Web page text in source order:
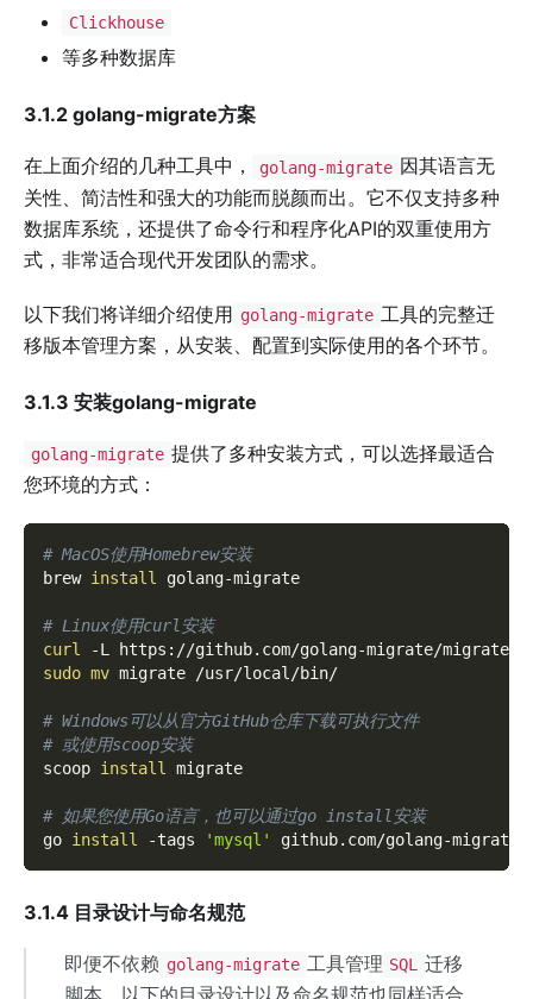
Clickhouse
等多种数据库
3.1.2 golang-migrate方案
在上面介绍的几种工具中， golang-migrate 因其语言无
关性、简洁性和强大的功能而脱颜而出。它不仅支持多种
数据库系统，还提供了命令行和程序化API的双重使用方
式，非常适合现代开发团队的需求。
以下我们将详细介绍使用 golang-migrate 工具的完整迁
移版本管理方案，从安装、配置到实际使用的各个环节。
3.1.3 安装golang-migrate
golang-migrate 提供了多种安装方式，可以选择最适合
您环境的方式：
# MacOS使用Homebrew安装
brew install golang-migrate
# Linux使用curl安装
curl
-L
https://github.com/golang-migrate/migrate/
sudo mv migrate /usr/local/bin/
# Windows可以从官方GitHub仓库下载可执行文件
# 或使用scoop安装
scoop install migrate
# 如果您使用Go语言，也可以通过go install安装
go install -tags 'mysql' github.com/golang-
3.1.4 目录设计与命名规范
即便不依赖 golang-migrate 工具管理 SQL
迁移
脚本，以下的目录设计以及命名规范也同样适合